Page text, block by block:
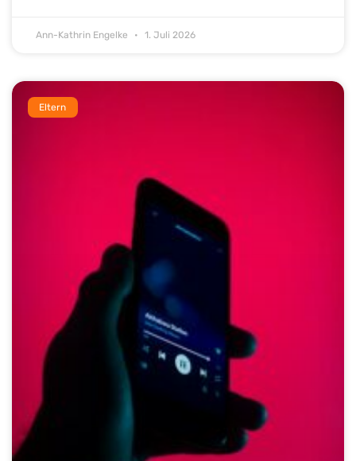
Ann-Kathrin Engelke 1. Juli 2026
Eltern